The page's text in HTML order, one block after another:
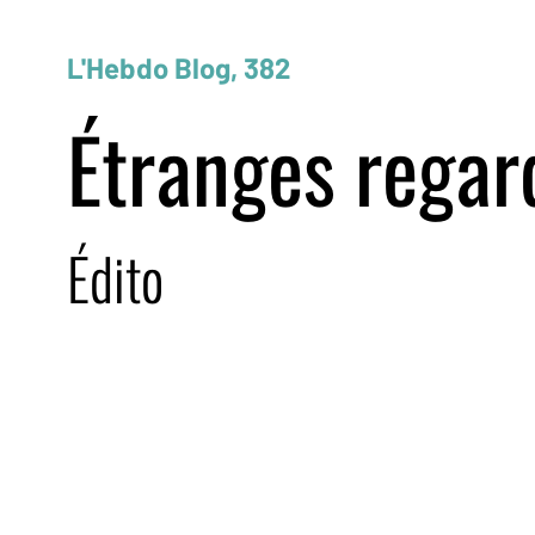
L'Hebdo Blog, 382
Étranges
Édito